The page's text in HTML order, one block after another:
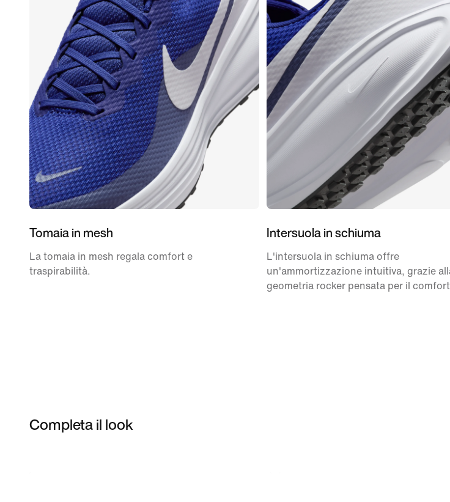
Tomaia in mesh
La tomaia in mesh regala comfort e
traspirabilità.
Intersuola in schiuma
L'intersuola in schiuma offre
un'ammortizzazione intuitiva, grazie
geometria rocker pensata per il
Completa il look